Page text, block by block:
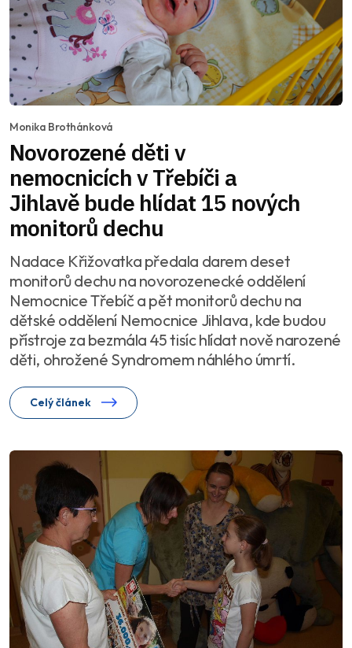
Monika Brothánková
Novorozené děti v
nemocnicích v Třebíči a
Jihlavě bude hlídat 15 nových
monitorů dechu
Nadace Křižovatka předala darem deset
monitorů dechu na novorozenecké oddělení
Nemocnice Třebíč a pět monitorů dechu na
dětské oddělení Nemocnice Jihlava, kde budou
přístroje za bezmála 45 tisíc hlídat nově narozené
děti, ohrožené Syndromem náhlého úmrtí.
Celý článek